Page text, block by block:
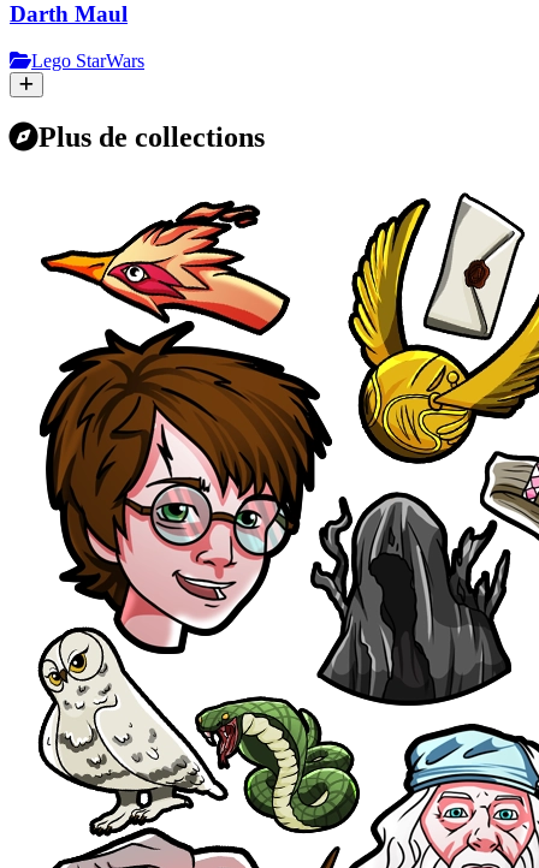
Darth Maul
Lego StarWars
Plus de collections